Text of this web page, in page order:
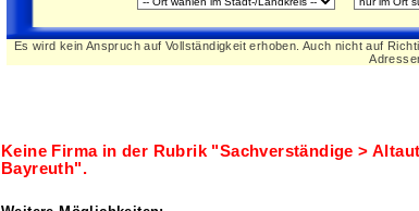
Es wird kein Anspruch auf Vollständigkeit erhoben. Auch nicht auf
Keine Firma in der Rubrik "Sachverständige >
Bayreuth".